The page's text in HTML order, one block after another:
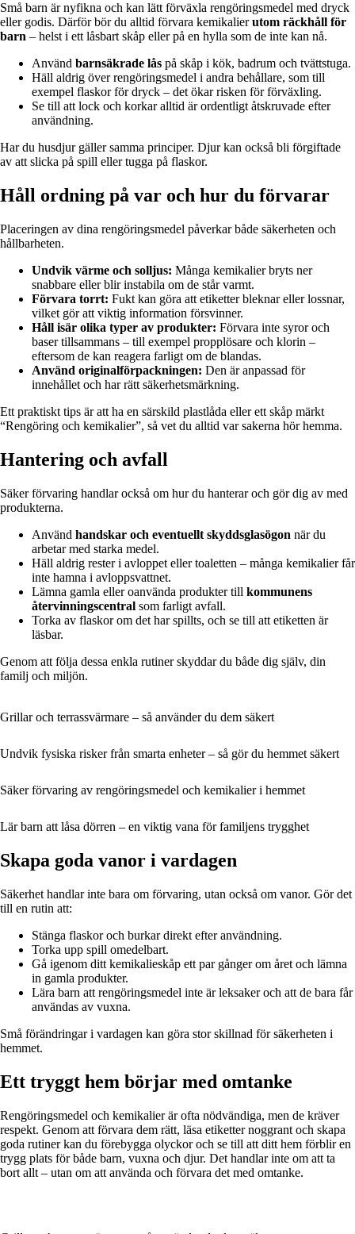
Små barn är nyfikna och kan lätt förväxla rengöringsmedel med dryck
eller godis. Därför bör du alltid förvara kemikalierutom räckhåll för
barn – helst i ett låsbart skåp eller på en hylla som de inte kan nå.
Använd barnsäkrade lås på skåp i kök, badrum och tvättstuga.
Häll aldrig över rengöringsmedel i andra behållare, som till
exempel flaskor för dryck – det ökar risken för förväxling.
Se till att lock och korkar alltid är ordentligt åtskruvade efter
användning.
Har du husdjur gäller samma principer. Djur kan också bli förgiftade
av att slicka på spill eller tugga på flaskor.
Håll ordning på var och hur du förvarar
Placeringen av dina rengöringsmedel påverkar både säkerheten och
hållbarheten.
Undvik värme och solljus: Många kemikalier bryts ner
snabbare eller blir instabila om de står varmt.
Förvara torrt: Fukt kan göra att etiketter bleknar eller lossnar,
vilket gör att viktig information försvinner.
Håll isär olika typer av produkter: Förvara inte syror och
baser tillsammans – till exempel propplösare och klorin –
eftersom de kan reagera farligt om de blandas.
Använd originalförpackningen: Den är anpassad för
innehållet och har rätt säkerhetsmärkning.
Ett praktiskt tips är att ha en särskild plastlåda eller ett skåp märkt
“Rengöring och kemikalier”, så vet du alltid var sakerna hör hemma.
Hantering och avfall
Säker förvaring handlar också om hur du hanterar och gör dig av med
produkterna.
Använd handskar och eventuellt skyddsglasögon när du
arbetar med starka medel.
Häll aldrig rester i avloppet eller toaletten – många kemikalier får
inte hamna i avloppsvattnet.
Lämna gamla eller oanvända produkter till kommunens
återvinningscentral som farligt avfall.
Torka av flaskor om det har spillts, och se till att etiketten är
läsbar.
Genom att följa dessa enkla rutiner skyddar du både dig själv, din
familj och miljön.
Grillar och terrassvärmare – så använder du dem säkert
Undvik fysiska risker från smarta enheter – så gör du hemmet säkert
Säker förvaring av rengöringsmedel och kemikalier i hemmet
Lär barn att låsa dörren – en viktig vana för familjens trygghet
Skapa goda vanor i vardagen
Säkerhet handlar inte bara om förvaring, utan också om vanor. Gör det
till en rutin att:
Stänga flaskor och burkar direkt efter användning.
Torka upp spill omedelbart.
Gå igenom ditt kemikalieskåp ett par gånger om året och lämna
in gamla produkter.
Lära barn att rengöringsmedel inte är leksaker och att de bara får
användas av vuxna.
Små förändringar i vardagen kan göra stor skillnad för säkerheten i
hemmet.
Ett tryggt hem börjar med omtanke
Rengöringsmedel och kemikalier är ofta nödvändiga, men de kräver
respekt. Genom att förvara dem rätt, läsa etiketter noggrant och skapa
goda rutiner kan du förebygga olyckor och se till att ditt hem förblir en
trygg plats för både barn, vuxna och djur. Det handlar inte om att ta
bort allt – utan om att använda och förvara det med omtanke.